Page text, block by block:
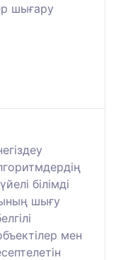
шығару
білімді
шығу
мен